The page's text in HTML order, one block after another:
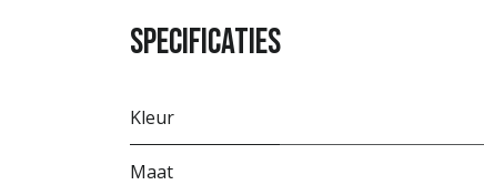
Specificaties
Kleur
Maat